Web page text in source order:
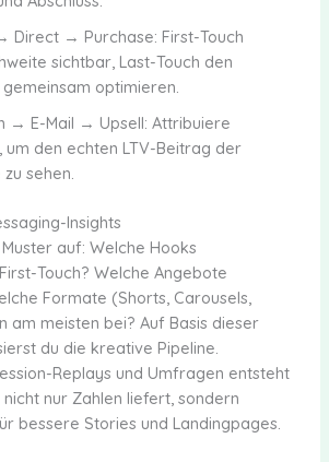
Direct → Purchase: First-Touch
sichtbar, Last-Touch den
gemeinsam optimieren.
→ E-Mail → Upsell: Attribuiere
um den echten LTV-Beitrag der
sehen.
Insights
auf: Welche Hooks
Touch? Welche Angebote
Formate (Shorts, Carousels,
am meisten bei? Auf Basis dieser
du die kreative Pipeline.
Replays und Umfragen entsteht
nicht nur Zahlen liefert, sondern
bessere Stories und Landingpages.